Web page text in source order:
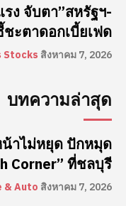
ง จับตา”สหรัฐฯ-
ะตาดอกเบี้ยเฟด
Stocks สิงหาคม 7, 2026
บทความล่าสุด
าไม่หยุด ปักหมุด
Corner” ที่ชลบุรี
& Auto สิงหาคม 7, 2026